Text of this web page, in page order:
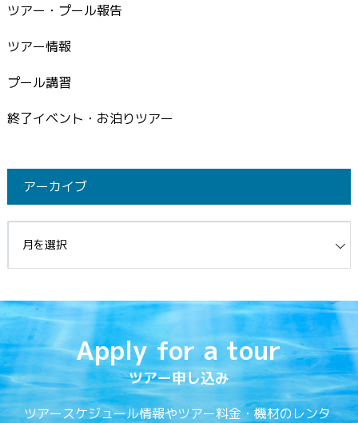
ツアー・プール報告
ツアー情報
プール講習
終了イベント・お泊りツアー
アーカイブ
Apply for a tour
ツアー申し込み
ツアースケジュール情報やツアー料金・機材のレンタ